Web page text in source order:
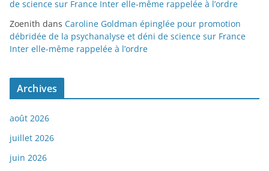
de science sur France Inter elle-même rappelée à l’ordre
Zoenith dans Caroline Goldman épinglée pour promotion
débridée de la psychanalyse et déni de science sur France
Inter elle-même rappelée à l’ordre
Archives
août 2026
juillet 2026
juin 2026